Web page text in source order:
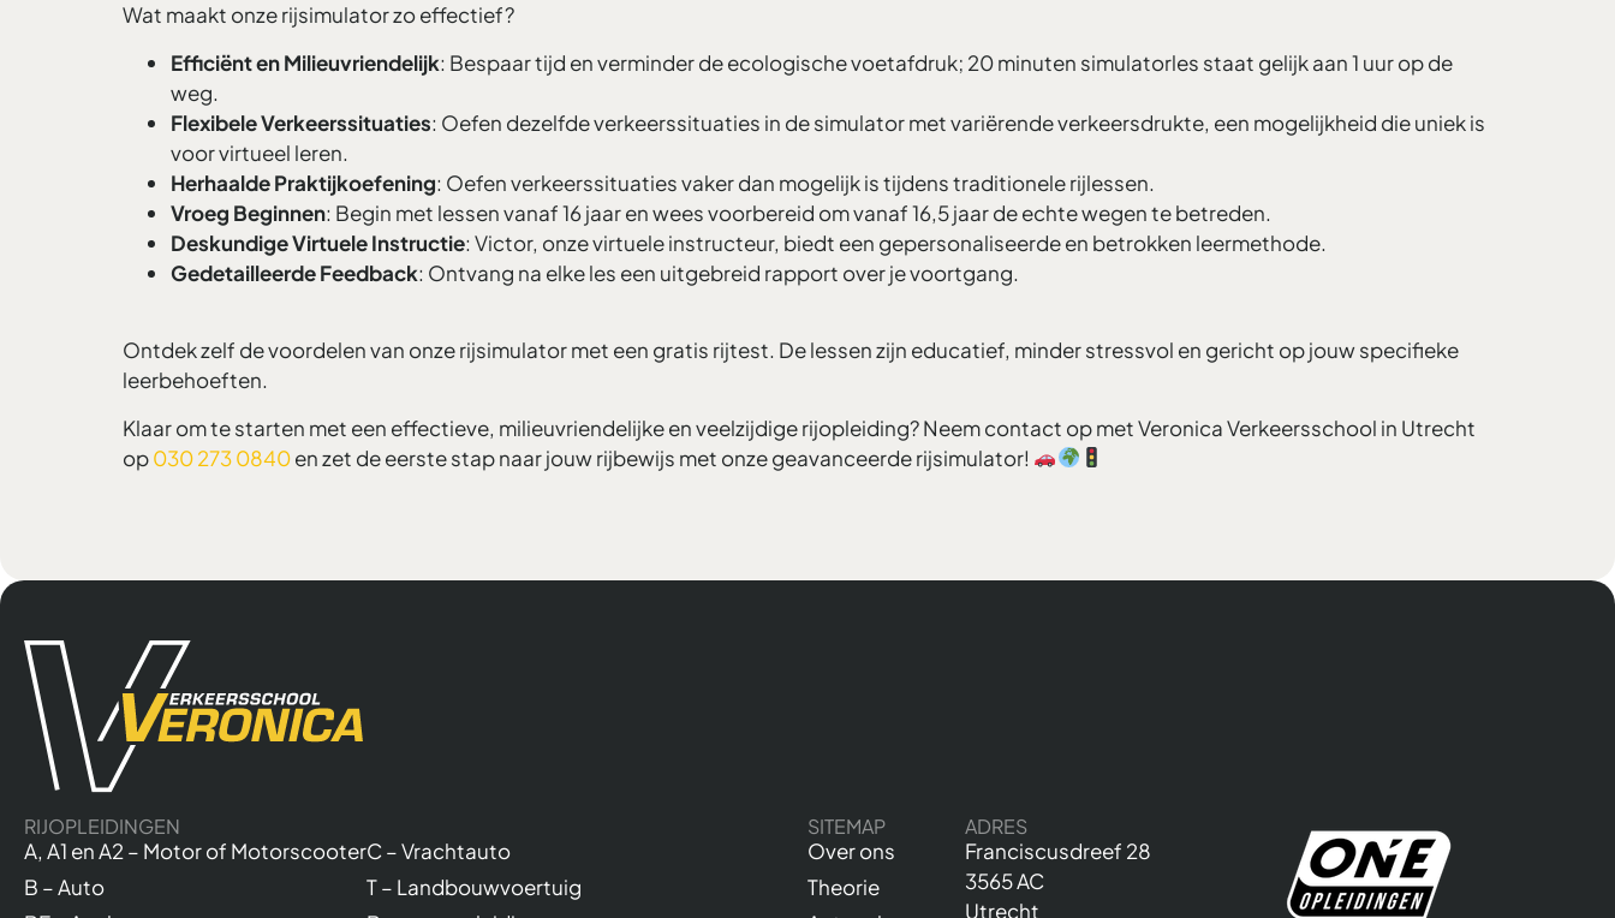
Wat maakt onze rijsimulator zo effectief?
Efficiënt en Milieuvriendelijk: Bespaar tijd en verminder de ecologische voetafdruk; 20 minuten simulatorles staat gelijk aan 1 uur op de
weg.
Flexibele Verkeerssituaties: Oefen dezelfde verkeerssituaties in de simulator met variërende verkeersdrukte, een mogelijkheid die uniek is
voor virtueel leren.
Herhaalde Praktijkoefening: Oefen verkeerssituaties vaker dan mogelijk is tijdens traditionele rijlessen.
Vroeg Beginnen: Begin met lessen vanaf 16 jaar en wees voorbereid om vanaf 16,5 jaar de echte wegen te betreden.
Deskundige Virtuele Instructie: Victor, onze virtuele instructeur, biedt een gepersonaliseerde en betrokken leermethode.
Gedetailleerde Feedback: Ontvang na elke les een uitgebreid rapport over je voortgang.
Ontdek zelf de voordelen van onze rijsimulator met een gratis rijtest. De lessen zijn educatief, minder stressvol en gericht op jouw specifieke
leerbehoeften.
Klaar om te starten met een effectieve, milieuvriendelijke en veelzijdige rijopleiding? Neem contact op met Veronica Verkeersschool in Utrecht
op030 273 0840en zet de eerste stap naar jouw rijbewijs met onze geavanceerde rijsimulator!
RIJOPLEIDINGEN
A, A1 en A2 – Motor of Motorscooter
B – Auto
C – Vrachtauto
T – Landbouwvoertuig
SITEMAP
Over ons
Theorie
ADRES
Franciscusdreef 28
3565 AC
Utrecht